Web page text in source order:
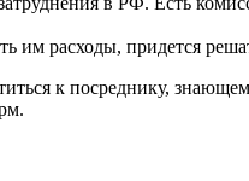
им расходы, придется
к посреднику,